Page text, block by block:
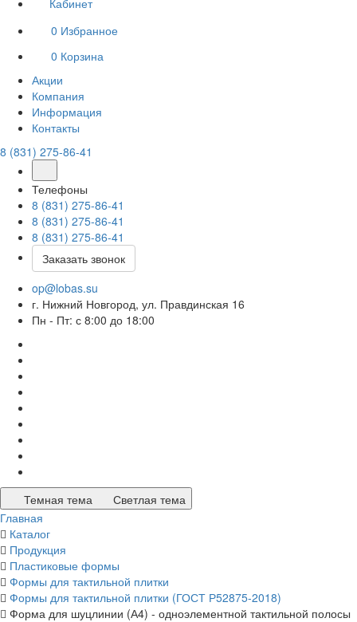
Кабинет
0 Избранное
0 Корзина
Акции
Компания
Информация
Контакты
8 (831) 275-86-41
Телефоны
8 (831) 275-86-41
8 (831) 275-86-41
8 (831) 275-86-41
Заказать звонок
op@lobas.su
г. Нижний Новгород, ул. Правдинская 16
Пн - Пт: с 8:00 до 18:00
Темная тема
Светлая тема
Главная
Каталог
Продукция
Пластиковые формы
Формы для тактильной плитки
Формы для тактильной плитки (ГОСТ Р52875-2018)
Форма для шуцлинии (А4) - одноэлементной тактильной полосы